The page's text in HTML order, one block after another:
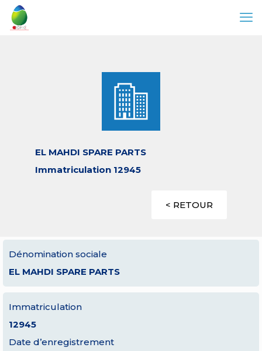
EL MAHDI SPARE PARTS
Immatriculation 12945
< RETOUR
Dénomination sociale
EL MAHDI SPARE PARTS
Immatriculation
12945
Date d’enregistrement